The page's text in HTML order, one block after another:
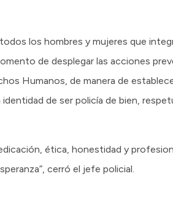
los hombres y mujeres que
de desplegar las acciones
Humanos, de manera de
de ser policía de bien,
ética, honestidad y
cerró el jefe policial.